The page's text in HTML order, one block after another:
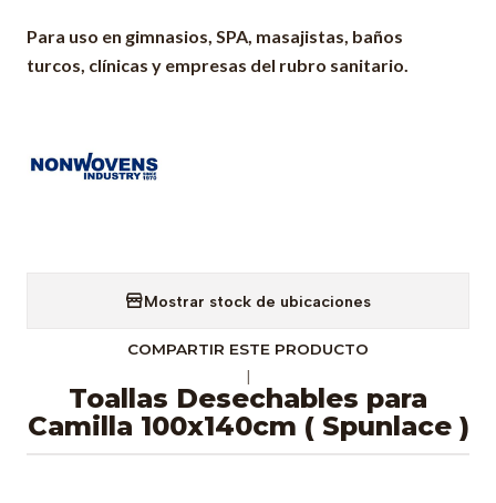
Para uso en gimnasios, SPA, masajistas, baños
turcos, clínicas y empresas del rubro sanitario.
Mostrar stock de ubicaciones
COMPARTIR ESTE PRODUCTO
Toallas Desechables para
Camilla 100x140cm ( Spunlace )